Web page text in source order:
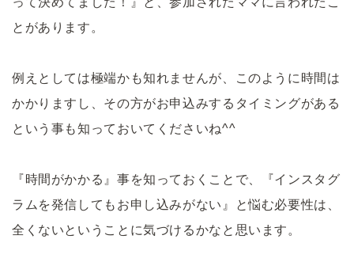
とがあります。
例えとしては極端かも知れませんが、このように時間は
かかりますし、その方がお申込みするタイミングがある
という事も知っておいてくださいね^^
『時間がかかる』事を知っておくことで、『インスタグ
ラムを発信してもお申し込みがない』と悩む必要性は、
全くないということに気づけるかなと思います。